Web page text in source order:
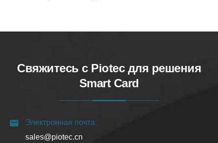
Свяжитесь с Piotec для решения
Smart Card
Электронная почта:
sales@piotec.cn